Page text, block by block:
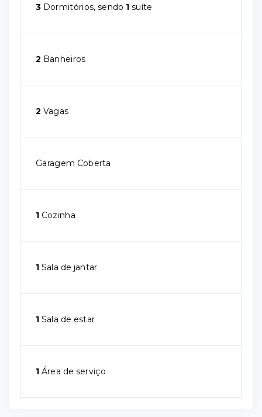
3 Dormitórios, sendo 1 suíte
2 Banheiros
2 Vagas
Garagem Coberta
1 Cozinha
1 Sala de jantar
1 Sala de estar
1 Área de serviço